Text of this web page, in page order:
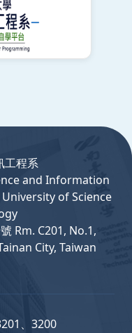
工程系
and Information
of Science
Rm. C201, No.1,
City, Taiwan
、3200